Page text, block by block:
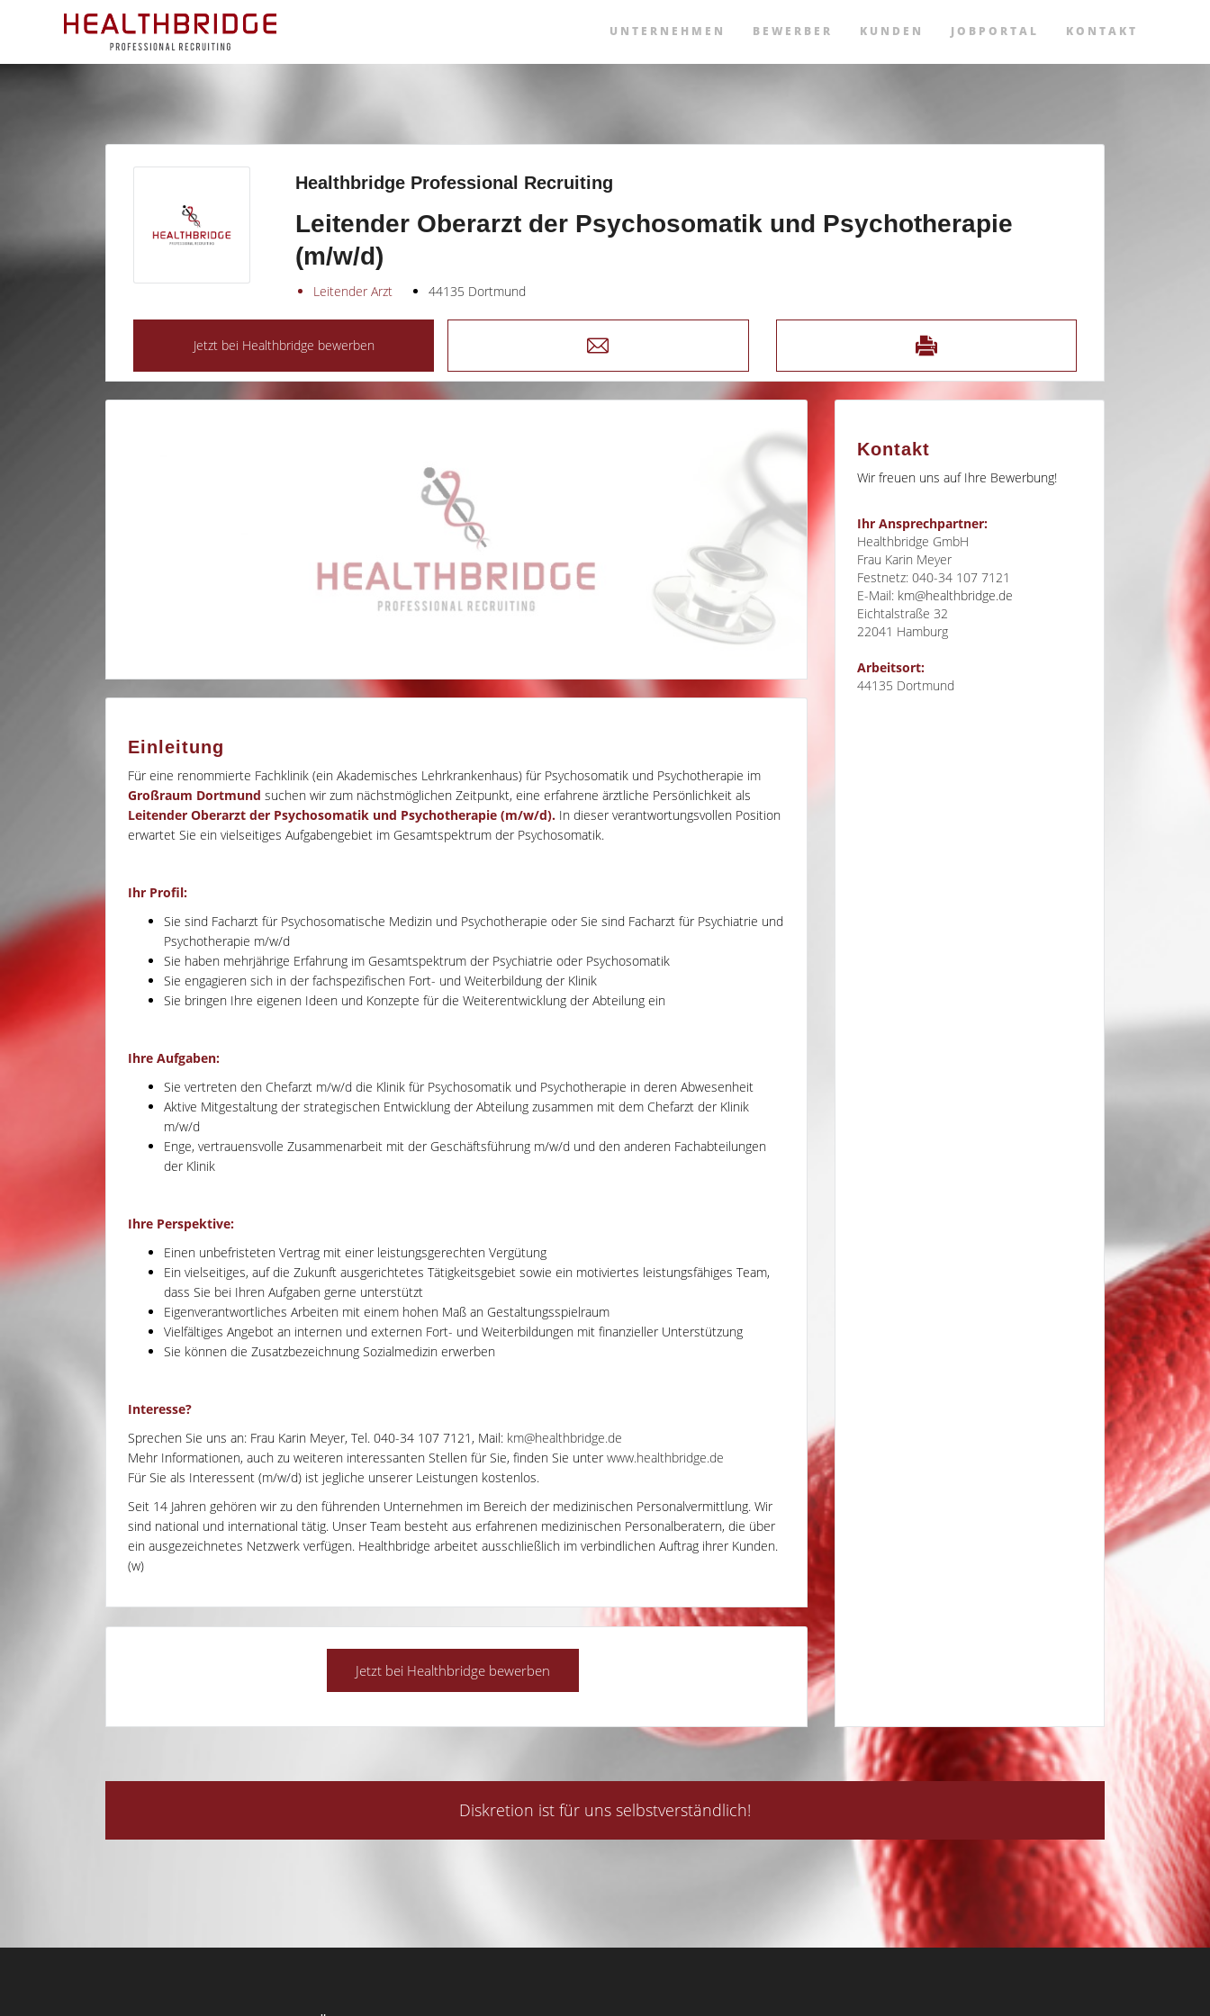
UNTERNEHMEN BEWERBER KUNDEN JOBPORTAL KONTAKT
Healthbridge Professional Recruiting
Leitender Oberarzt der Psychosomatik und Psychotherapie
(m/w/d)
Leitender Arzt 44135 Dortmund
Einleitung
Für eine renommierte Fachklinik (ein Akademisches Lehrkrankenhaus) für Psychosomatik und Psychotherapie im
Großraum Dortmund suchen wir zum nächstmöglichen Zeitpunkt, eine erfahrene ärztliche Persönlichkeit als
Leitender Oberarzt der Psychosomatik und Psychotherapie (m/w/d). In dieser verantwortungsvollen Position
erwartet Sie ein vielseitiges Aufgabengebiet im Gesamtspektrum der Psychosomatik.
Ihr Profil:
Sie sind Facharzt für Psychosomatische Medizin und Psychotherapie oder Sie sind Facharzt für Psychiatrie und
Psychotherapie m/w/d
Sie haben mehrjährige Erfahrung im Gesamtspektrum der Psychiatrie oder Psychosomatik
Sie engagieren sich in der fachspezifischen Fort- und Weiterbildung der Klinik
Sie bringen Ihre eigenen Ideen und Konzepte für die Weiterentwicklung der Abteilung ein
Ihre Aufgaben:
Sie vertreten den Chefarzt m/w/d die Klinik für Psychosomatik und Psychotherapie in deren Abwesenheit
Aktive Mitgestaltung der strategischen Entwicklung der Abteilung zusammen mit dem Chefarzt der Klinik
m/w/d
Enge, vertrauensvolle Zusammenarbeit mit der Geschäftsführung m/w/d und den anderen Fachabteilungen
der Klinik
Ihre Perspektive:
Einen unbefristeten Vertrag mit einer leistungsgerechten Vergütung
Ein vielseitiges, auf die Zukunft ausgerichtetes Tätigkeitsgebiet sowie ein motiviertes leistungsfähiges Team,
dass Sie bei Ihren Aufgaben gerne unterstützt
Eigenverantwortliches Arbeiten mit einem hohen Maß an Gestaltungsspielraum
Vielfältiges Angebot an internen und externen Fort- und Weiterbildungen mit finanzieller Unterstützung
Sie können die Zusatzbezeichnung Sozialmedizin erwerben
Interesse?
Sprechen Sie uns an: Frau Karin Meyer, Tel. 040-34 107 7121, Mail: km@healthbridge.de
Mehr Informationen, auch zu weiteren interessanten Stellen für Sie, finden Sie unter www.healthbridge.de
Für Sie als Interessent (m/w/d) ist jegliche unserer Leistungen kostenlos.
Seit 14 Jahren gehören wir zu den führenden Unternehmen im Bereich der medizinischen Personalvermittlung. Wir
sind national und international tätig. Unser Team besteht aus erfahrenen medizinischen Personalberatern, die über
ein ausgezeichnetes Netzwerk verfügen. Healthbridge arbeitet ausschließlich im verbindlichen Auftrag ihrer Kunden.
(w)
Kontakt
Wir freuen uns auf Ihre Bewerbung!
Ihr Ansprechpartner:
Healthbridge GmbH
Frau Karin Meyer
Festnetz: 040-34 107 7121
E-Mail: km@healthbridge.de
Eichtalstraße 32
22041 Hamburg
Arbeitsort:
44135 Dortmund
Diskretion ist für uns selbstverständlich!